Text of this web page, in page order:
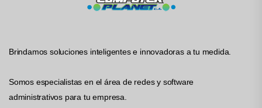
Brindamos soluciones inteligentes e innovadoras a tu medida.
Somos especialistas en el área de redes y software
administrativos para tu empresa.